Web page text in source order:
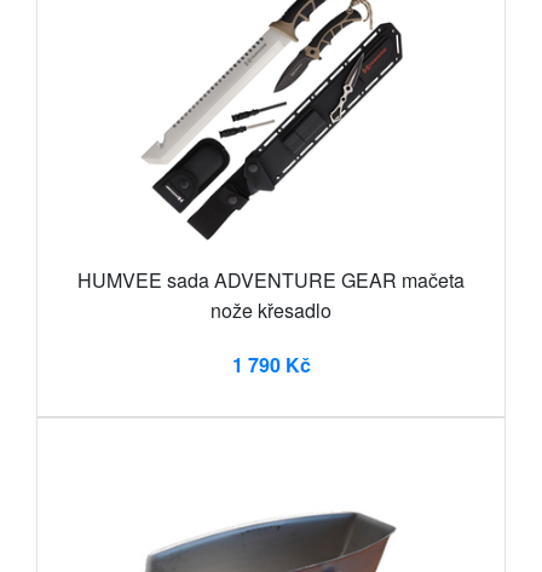
HUMVEE sada ADVENTURE GEAR mačeta
nože křesadlo
1 790 Kč